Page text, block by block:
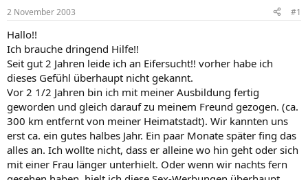
l
e
r
l
t
m
2 November 2003 #1
Hallo!!
Ich brauche dringend Hilfe!!
Seit gut 2 Jahren leide ich an Eifersucht!! vorher habe ich
dieses Gefühl überhaupt nicht gekannt.
Vor 2 1/2 Jahren bin ich mit meiner Ausbildung fertig
geworden und gleich darauf zu meinem Freund gezogen. (ca.
300 km entfernt von meiner Heimatstadt). Wir kannten uns
erst ca. ein gutes halbes Jahr. Ein paar Monate später fing das
alles an. Ich wollte nicht, dass er alleine wo hin geht oder sich
mit einer Frau länger unterhielt. Oder wenn wir nachts fern